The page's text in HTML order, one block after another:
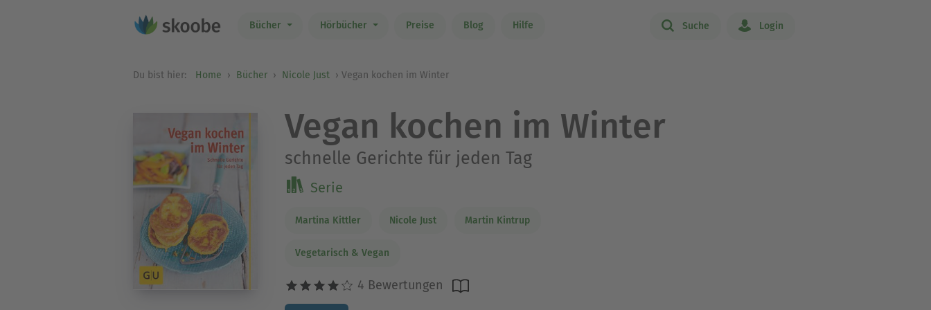
Bücher Hörbücher Preise Blog Hilfe Suche Login
Du bist hier: Home Bücher Nicole Just Vegan kochen im Winter
Vegan kochen im Winter
schnelle Gerichte für jeden Tag
Serie
Martina Kittler Nicole Just Martin Kintrup
Vegetarisch & Vegan
4 Bewertungen